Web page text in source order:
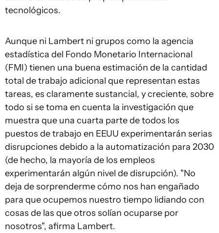
tecnológicos.
Aunque ni Lambert ni grupos como la agencia
estadística del Fondo Monetario Internacional
(FMI) tienen una buena estimación de la cantidad
total de trabajo adicional que representan estas
tareas, es claramente sustancial, y creciente, sobre
todo si se toma en cuenta la investigación que
muestra que una cuarta parte de todos los
puestos de trabajo en EEUU experimentarán serias
disrupciones debido a la automatización para 2030
(de hecho, la mayoría de los empleos
experimentarán algún nivel de disrupción). "No
deja de sorprenderme cómo nos han engañado
para que ocupemos nuestro tiempo lidiando con
cosas de las que otros solían ocuparse por
nosotros", afirma Lambert.